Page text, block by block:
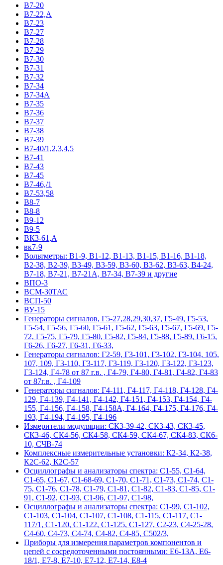
В7-20
В7-22,А
В7-23
В7-27
В7-28
В7-29
В7-30
В7-31
В7-32
В7-34
В7-34А
В7-35
В7-36
В7-37
В7-38
В7-39
В7-40/1,2,3,4,5
В7-41
В7-43
В7-45
В7-46,/1
В7-53,58
В8-7
В8-8
В9-12
В9-5
ВК3-61,А
вк7-9
Вольтметры: В1-9, В1-12, В1-13, В1-15, В1-16, В1-18,
В2-38, В2-39, В3-49, В3-59, В3-60, В3-62, В3-63, В4-24,
В7-18, В7-21, В7-21А, В7-34, В7-39 и другие
ВПО-3
ВСМ-30ТАС
ВСП-50
ВУ-15
Гeнepaтopы cигнaлoв, Г5-27,28,29,30,37, Г5-49, Г5-53,
Г5-54, Г5-56, Г5-60, Г5-61, Г5-62, Г5-63, Г5-67, Г5-69, Г5-
72, Г5-75, Г5-79, Г5-80, Г5-82, Г5-84, Г5-88, Г5-89, Г6-15,
Г6-26, Г6-27, Г6-31, Г6-33,
Гeнepaтopы cигнaлoв: Г2-59, Г3-101, Г3-102, Г3-104, 105,
107, 109, Г3-110, Г3-117, Г3-119, Г3-120, Г3-122, Г3-123,
Г3-124, Г4-78 от 87 г.в. , Г4-79, Г4-80, Г4-81, Г4-82, Г4-83
от 87г.в. , Г4-109
Гeнepaтopы cигнaлoв: Г4-111, Г4-117, Г4-118, Г4-128, Г4-
129, Г4-139, Г4-141, Г4-142, Г4-151, Г4-153, Г4-154, Г4-
155, Г4-156, Г4-158, Г4-158А, Г4-164, Г4-175, Г4-176, Г4-
193, Г4-194, Г4-195, Г4-196
Измерители модуляции: СК3-39-42, СК3-43, СК3-45,
СК3-46, СК4-56, СК4-58, СК4-59, СК4-67, СК4-83, СК6-
10, СЧВ-74
Комплексные измерительные установки: К2-34, К2-38,
К2С-62, К2С-57
Осциллографы и анализаторы спектра: С1-55, С1-64,
С1-65, С1-67, С1-68-69, С1-70, С1-71, С1-73, С1-74, С1-
75, С1-76, С1-78, С1-79, С1-81, С1-82, С1-83, С1-85, С1-
91, С1-92, С1-93, С1-96, С1-97, С1-98,
Осциллографы и анализаторы спектра: С1-99, С1-102,
С1-103, С1-104, С1-107, С1-108, С1-115, С1-117, С1-
117/1, С1-120, С1-122, С1-125, С1-127, С2-23, С4-25-28,
С4-60, С4-73, С4-74, С4-82, С4-85, С502/3,
Приборы для измерения параметров компонентов и
цепей с сосредоточенными постоянными: Е6-13А, Е6-
18/1, Е7-8, Е7-10, Е7-12, Е7-14, Е8-4